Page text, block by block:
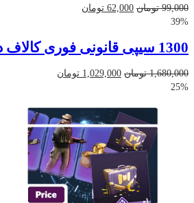
99,000 تومان قیمت
بود.
62,000 تومان
است.
39%
1300 سیپی قانونی فوری کالاف دیوتی
1,680,000 تومان قیمت
بود.
1,029,000 تومان
است.
25%